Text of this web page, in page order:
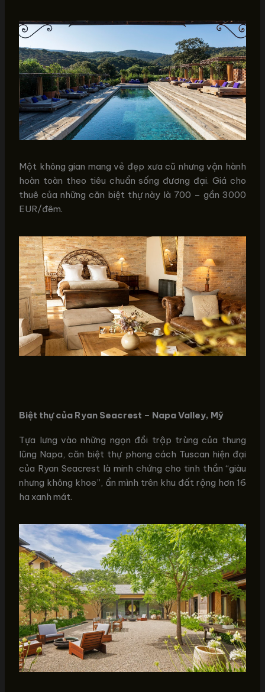
Một không gian mang vẻ đẹp xưa cũ nhưng vận hành
hoàn toàn theo tiêu chuẩn sống đương đại. Giá cho
thuê của những căn biệt thự này là 700 – gần 3000
EUR/đêm.
Biệt thự của Ryan Seacrest – Napa Valley, Mỹ
Tựa lưng vào những ngọn đồi trập trùng của thung
lũng Napa, căn biệt thự phong cách Tuscan hiện đại
của Ryan Seacrest là minh chứng cho tinh thần “giàu
nhưng không khoe”, ẩn mình trên khu đất rộng hơn 16
ha xanh mát.